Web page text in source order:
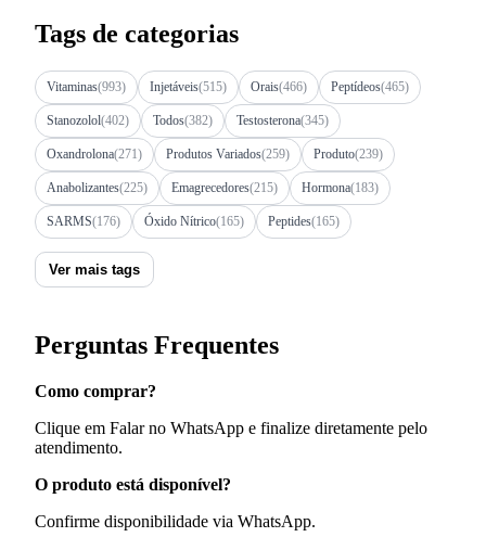
Tags de categorias
Vitaminas(993) Injetáveis(515) Orais(466) Peptídeos(465)
Stanozolol(402) Todos(382) Testosterona(345)
Oxandrolona(271) Produtos Variados(259) Produto(239)
Anabolizantes(225) Emagrecedores(215) Hormona(183)
SARMS(176) Óxido Nítrico(165) Peptides(165)
Ver mais tags
Perguntas Frequentes
Como comprar?
Clique em Falar no WhatsApp e finalize diretamente pelo
atendimento.
O produto está disponível?
Confirme disponibilidade via WhatsApp.